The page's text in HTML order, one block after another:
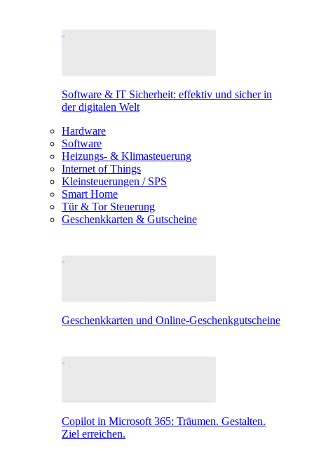
Software & IT Sicherheit: effektiv und sicher in
der digitalen Welt
Hardware
Software
Heizungs- & Klimasteuerung
Internet of Things
Kleinsteuerungen / SPS
Smart Home
Tür & Tor Steuerung
Geschenkkarten & Gutscheine
Geschenkkarten und Online-Geschenkgutscheine
Copilot in Microsoft 365: Träumen. Gestalten.
Ziel erreichen.